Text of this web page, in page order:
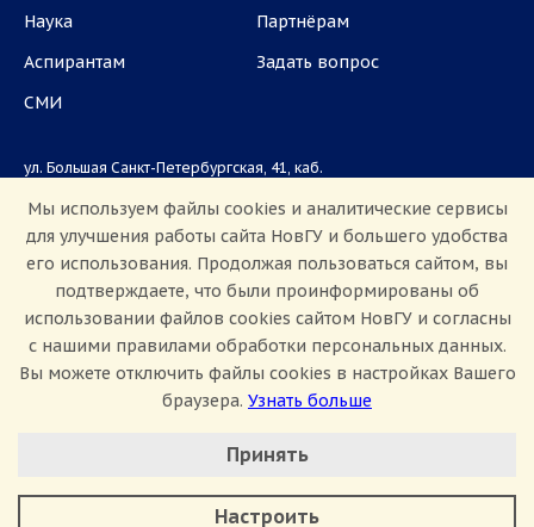
Наука
Аспирантам
СМИ
Партнёрам
Задать вопрос
ул. Большая Санкт-Петербургская, 41, каб.
Приемная комиссия: +7(8162)33-20-44
Сведения о доходах
Мы используем файлы cookies и аналитические сервисы
для улучшения работы сайта НовГУ и большего удобства
его использования. Продолжая пользоваться сайтом, вы
подтверждаете, что были проинформированы об
использовании файлов cookies сайтом НовГУ и согласны
с нашими правилами обработки персональных данных.
Вы можете отключить файлы cookies в настройках Вашего
браузера. Узнать больше
Минимальные
Аналитические/Функциональные
Принять
Настроить